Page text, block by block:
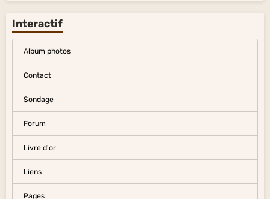
Interactif
Album photos
Contact
Sondage
Forum
Livre d'or
Liens
Pages